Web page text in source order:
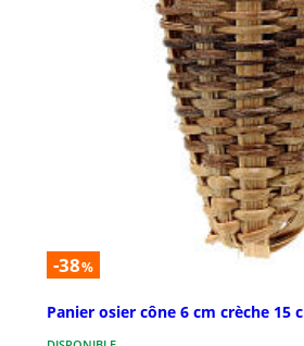
-38%
Panier osier cône 6 cm crèche 15